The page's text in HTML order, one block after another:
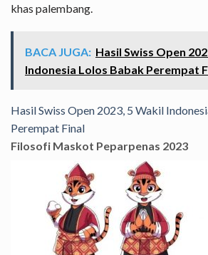
khas palembang.
BACA JUGA: Hasil Swiss Open
Indonesia Lolos Babak Perempat
Hasil Swiss Open 2023, 5 Wakil
Perempat Final
Filosofi Maskot Peparpenas 2023